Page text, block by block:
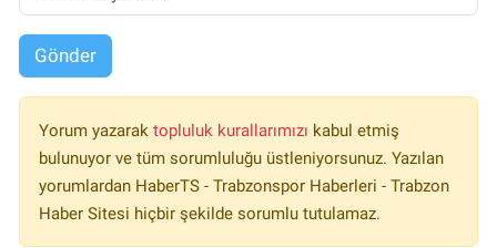
Gönder
Yorum yazarak topluluk kurallarımızı kabul etmiş
bulunuyor ve tüm sorumluluğu üstleniyorsunuz. Yazılan
yorumlardan HaberTS - Trabzonspor Haberleri - Trabzon
Haber Sitesi hiçbir şekilde sorumlu tutulamaz.